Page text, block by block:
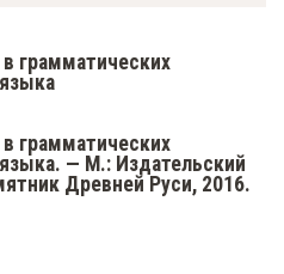
грамматических
грамматических
— М.: Издательский
Древней Руси, 2016.